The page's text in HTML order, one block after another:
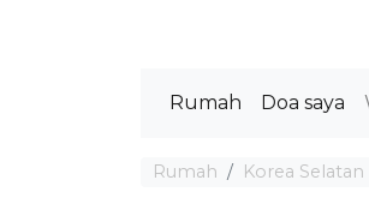
Rumah Doa saya
Rumah Korea Selatan